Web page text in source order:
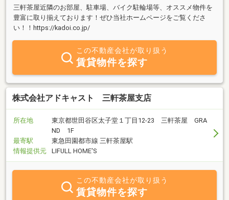
三軒茶屋近隣のお部屋、駐車場、バイク駐輪場等、オススメ物件を
豊富に取り揃えております！ぜひ当社ホームページをご覧くださ
い！！https://kadoi.co.jp/
この不動産会社が取り扱う
賃貸物件を探す
株式会社アドキャスト 三軒茶屋支店
所在地
東京都世田谷区太子堂１丁目12-23 三軒茶屋 GRA
ND 1F
最寄駅
東急田園都市線 三軒茶屋駅
情報提供元
LIFULL HOME'S
この不動産会社が取り扱う
賃貸物件を探す